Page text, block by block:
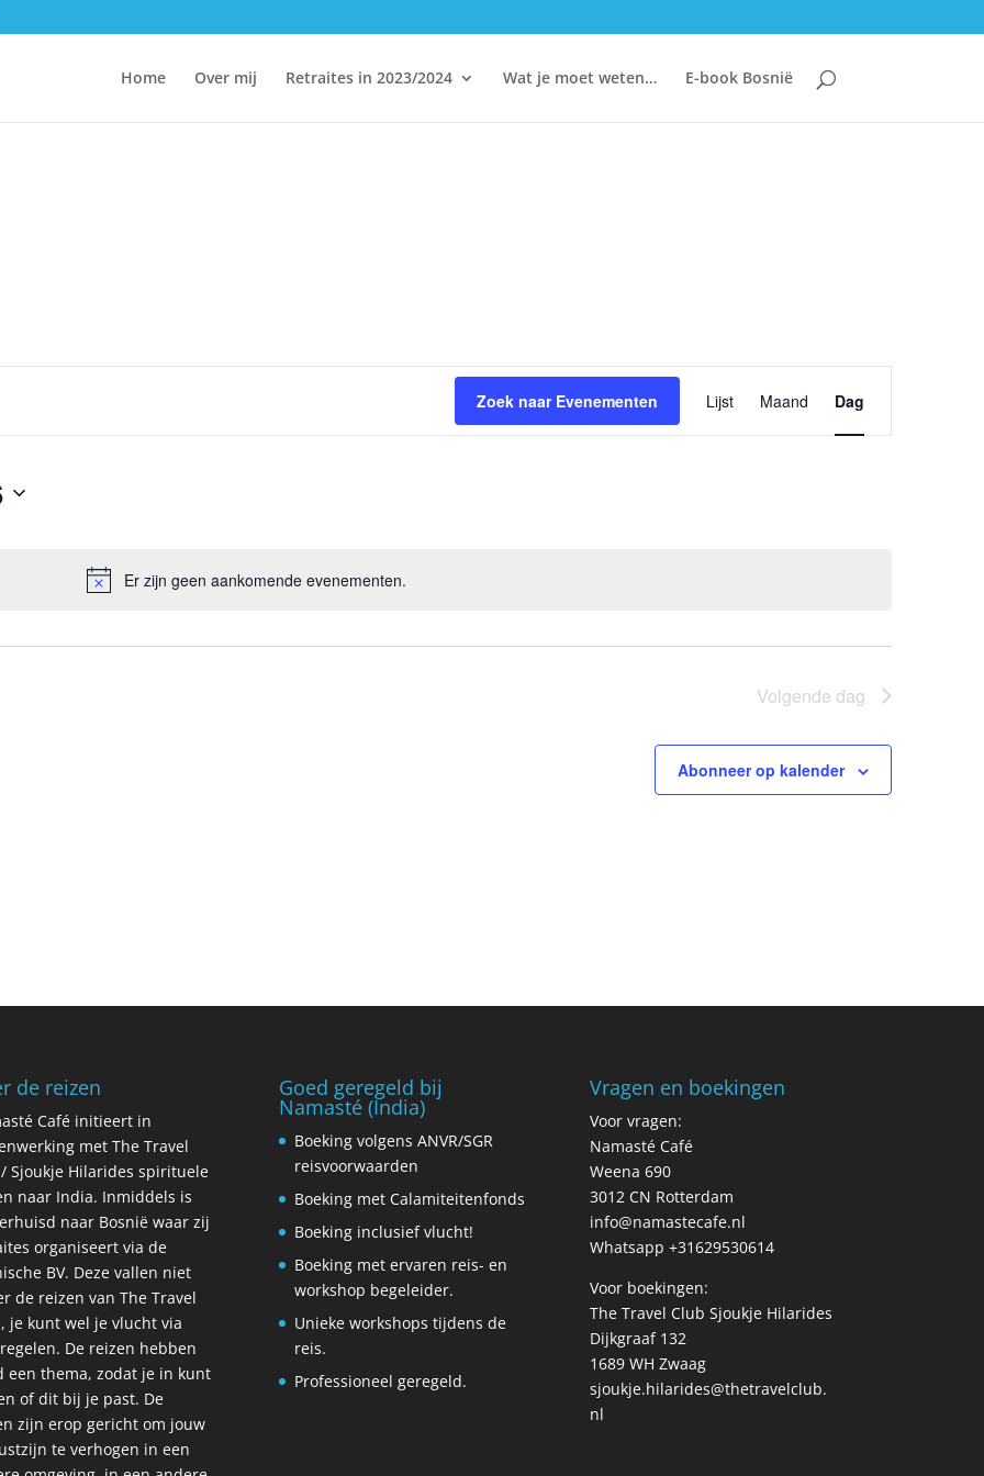
Home Over mij Retraites in 2023/2024 Wat je moet weten… E-book Bosnië
Er zijn geen aankomende evenementen.
Zoek naar Evenementen Evenement
weergaven
navigatie
Lijst Maand Dag
Volgende dag
Abonneer op kalender
de reizen
Café initieert in
met The Travel
Sjoukje Hilarides spirituele
naar India. Inmiddels is
naar Bosnië waar zij
organiseert via de
BV. Deze vallen niet
de reizen van The Travel
je kunt wel je vlucht via
De reizen hebben
een thema, zodat je in kunt
of dit bij je past. De
zijn erop gericht om jouw
te verhogen in een
Goed geregeld bij
Namasté (India)
Boeking volgens ANVR/SGR
reisvoorwaarden
Boeking met Calamiteitenfonds
Boeking inclusief vlucht!
Boeking met ervaren reis- en
workshop begeleider.
Unieke workshops tijdens de
reis.
Professioneel geregeld.
Vragen en boekingen
Voor vragen:
Namasté Café
Weena 690
3012 CN Rotterdam
info@namastecafe.nl
Whatsapp +31629530614
Voor boekingen:
The Travel Club Sjoukje Hilarides
Dijkgraaf 132
1689 WH Zwaag
sjoukje.hilarides@thetravelclub.
nl